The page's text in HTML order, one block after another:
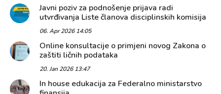
Javni poziv za podnošenje prijava radi
utvrđivanja Liste članova disciplinskih komisija
06. Apr 2026 14:05
Online konsultacije o primjeni novog Zakona o
zaštiti ličnih podataka
20. Jan 2026 13:47
In house edukacija za Federalno ministarstvo